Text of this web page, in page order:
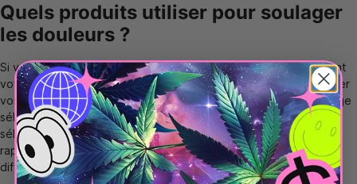
Quels produits utiliser pour soulager
les douleurs ?
Si vous souhaitez être accompagné par des produits CBD durant
votre cycle menstruel ou en parallèle de traitement pour soulager
vos douleurs et inflammations, c'est possible. Vous avez une large
sélection de produits à base de CBD, nous vous avons fait une
sélection des produits les plus efficaces, afin d’avoir une action
rapide qui vous soulagera durablement pendant ces périodes
difficiles.